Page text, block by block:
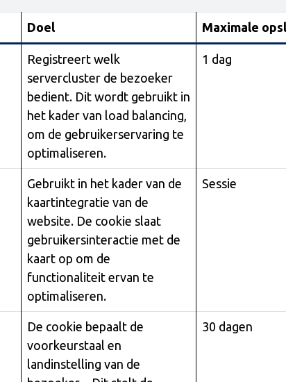
Doel Maximale
Registreert welk
servercluster de bezoeker
bedient. Dit wordt gebruikt in
het kader van load balancing,
om de gebruikerservaring te
optimaliseren.
1 dag
Gebruikt in het kader van de
kaartintegratie van de
website. De cookie slaat
gebruikersinteractie met de
kaart op om de
functionaliteit ervan te
optimaliseren.
Sessie
De cookie bepaalt de
voorkeurstaal en
landinstelling van de
30 dagen